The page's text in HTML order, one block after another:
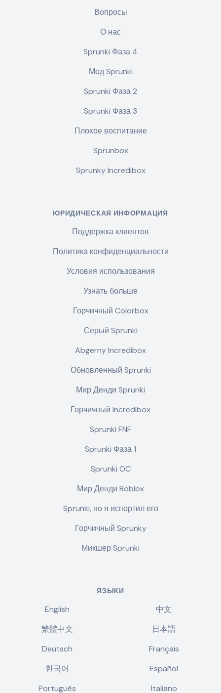
Вопросы
О нас
Sprunki Фаза 4
Мод Sprunki
Sprunki Фаза 2
Sprunki Фаза 3
Плохое воспитание
Sprunbox
Sprunky Incredibox
ЮРИДИЧЕСКАЯ ИНФОРМАЦИЯ
Поддержка клиентов
Политика конфиденциальности
Условия использования
Узнать больше
Горчичный Colorbox
Серый Sprunki
Abgerny Incredibox
Обновленный Sprunki
Мир Денди Sprunki
Горчичный Incredibox
Sprunki FNF
Sprunki Фаза 1
Sprunki OC
Мир Денди Roblox
Sprunki, но я испортил его
Горчичный Sprunky
Микшер Sprunki
ЯЗЫКИ
English
中文
繁體中文
日本語
Deutsch
Français
한국어
Español
Português
Italiano